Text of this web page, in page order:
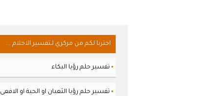
اخترنا لكم من مركزي لـتفسير الاحلام ...
▪ تفسير حلم رؤيا البكاء
▪ تفسير حلم رؤيا الثعبان او الحية او الافعى